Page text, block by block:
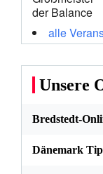
alle
Unsere
Bredstedt-
Dänemark